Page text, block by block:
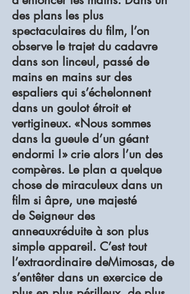
des plans les plus
spectaculaires du film, l’on
observe le trajet du cadavre
dans son linceul, passé de
mains en mains sur des
espaliers qui s’échelonnent
dans un goulot étroit et
vertigineux. «Nous sommes
dans la gueule d’un géant
endormi !» crie alors l’un des
compères. Le plan a quelque
chose de miraculeux dans un
film si âpre, une majesté
de Seigneur des
anneauxréduite à son plus
simple appareil. C’est tout
l’extraordinaire deMimosas, de
s’entêter dans un exercice de